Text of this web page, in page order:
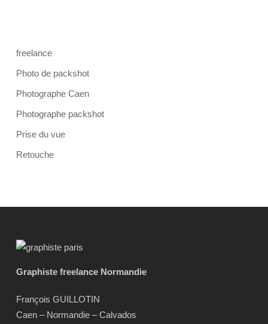
freelance
Photo de packshot
Photographe Caen
Photographe packshot
Prise du vue
Retouche
Graphiste freelance Normandie
François GUILLOTIN
Caen – Normandie – Calvados